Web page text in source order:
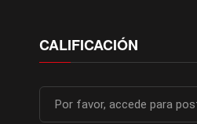
CALIFICACIÓN
Por favor, accede para